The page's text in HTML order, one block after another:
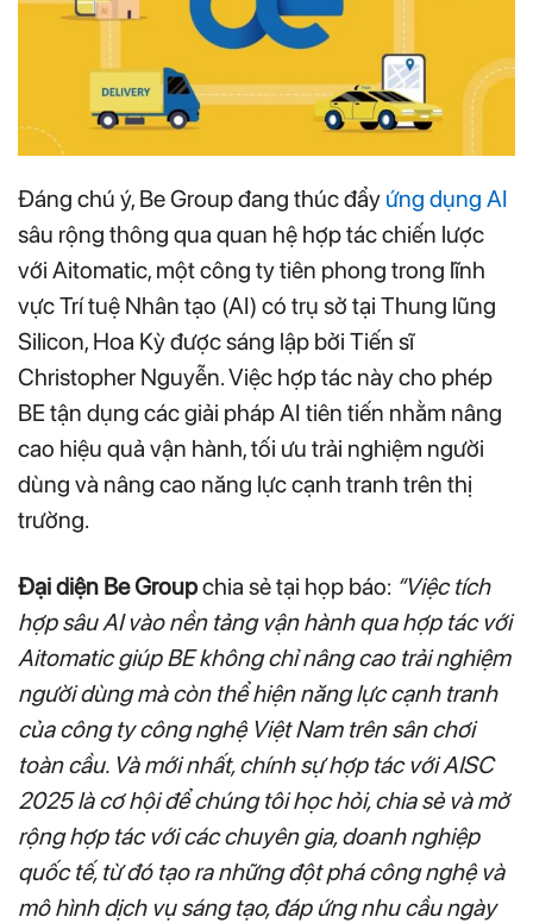
Đáng chú ý, Be Group đang thúc đẩy ứng dụng AI
sâu rộng thông qua quan hệ hợp tác chiến lược
với Aitomatic, một công ty tiên phong trong lĩnh
vực Trí tuệ Nhân tạo (AI) có trụ sở tại Thung lũng
Silicon, Hoa Kỳ được sáng lập bởi Tiến sĩ
Christopher Nguyễn. Việc hợp tác này cho phép
BE tận dụng các giải pháp AI tiên tiến nhằm nâng
cao hiệu quả vận hành, tối ưu trải nghiệm người
dùng và nâng cao năng lực cạnh tranh trên thị
trường.
Đại diện Be Groupchia sẻ tại họp báo: “Việc tích
hợp sâu AI vào nền tảng vận hành qua hợp tác với
Aitomatic giúp BE không chỉ nâng cao trải nghiệm
người dùng mà còn thể hiện năng lực cạnh tranh
của công ty công nghệ Việt Nam trên sân chơi
toàn cầu. Và mới nhất, chính sự hợp tác với AISC
2025 là cơ hội để chúng tôi học hỏi, chia sẻ và mở
rộng hợp tác với các chuyên gia, doanh nghiệp
quốc tế, từ đó tạo ra những đột phá công nghệ và
mô hình dịch vụ sáng tạo, đáp ứng nhu cầu ngày